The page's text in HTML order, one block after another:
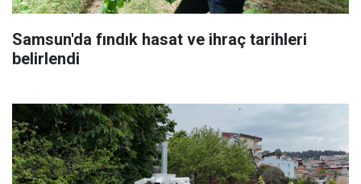
Samsun'da fındık hasat ve ihraç tarihleri
belirlendi